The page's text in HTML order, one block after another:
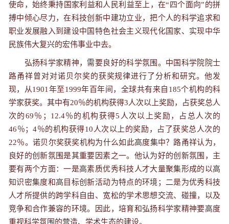
使命，始终秉持国家利益和人民利益至上，在“四个面向”的拼
搏中倾心尽力，在科技创新中建功立业，把个人的科学追求和
职业发展融入到建设中国特色社会主义现代化国家、实现中华
民族伟大复兴的宏伟事业中去。
弘扬科学家精神，需要良好的科学氛围。中国科学院院士
路甬祥曾对对诺贝尔奖的获奖规律进行了分析和研究。他发
现，从1901年至1999年百年间，全球共有来自185个机构的科
学家获奖。其中有20％的机构获得3人次以上奖励，占获奖总人
次的69％；12.4％的机构获得5人次以上奖励，占总人次的
46％；4％的机构获得10人次以上的奖励，占了获奖总人次的
22％。诺贝尔奖获奖机构为什么如此高度集中？路甬祥认为，
良好的创新氛围是其重要因素之一。他认为好的创新氛围，主
要有两个方面：一是高素质优秀科技人才大量聚集形成的以高
知识密集度和高目标创新活动为特点的环境；二是为优秀科技
人才所提供的跨学科自由、宽松的学术思想交流、碰撞，以及
竞争和合作兼容的环境。因此，培育和弘扬科学家精神要高度
重视科学氛围的营造、学术生态的建设。